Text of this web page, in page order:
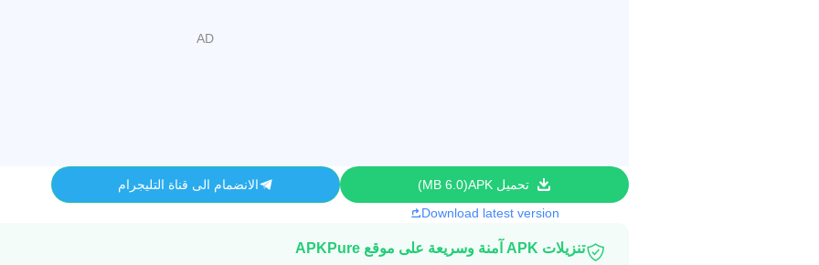
Download latest version
تحميل APK 6.0 MB الانضمام الى قناة التليجرام
تنزيلات APK آمنة وسريعة على موقع APKPure